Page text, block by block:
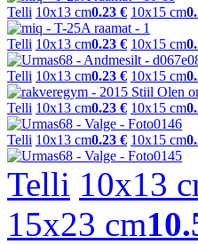
Telli 10x13 cm0.23 € 10x15 cm
Telli 10x13 cm0.23 € 10x15 cm
Telli 10x13 cm0.23 € 10x15 cm
Telli 10x13 cm0.23 € 10x15 cm
Telli 10x13 cm0.23 € 10x15 cm
Telli 10x13
15x23 cm